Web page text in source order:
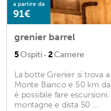
a partire da
91€
grenier barrel
5Ospiti · 2Camere
La botte Grenier si trova
Monte Bianco e 50 km
è possibile fare
montagne e dista 50 ...